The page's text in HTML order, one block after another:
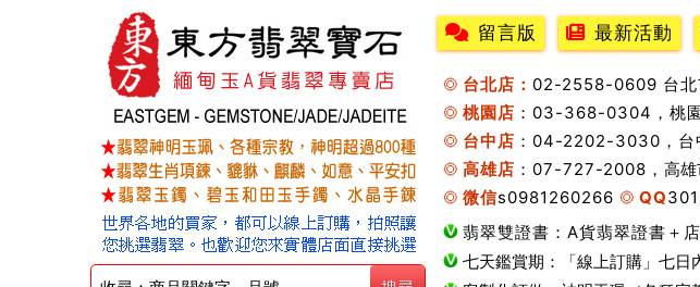
留言版 最新活動
台北店： 02-2558-0609 台北
桃園店 ：03-368-0304，桃
台中店 ：04-2202-3030，台
高雄店 ：07-727-2008， 高
微信s0981260266 QQ
翡翠雙證書：A貨翡翠證書＋
七天鑑賞期：「線上訂購」七日